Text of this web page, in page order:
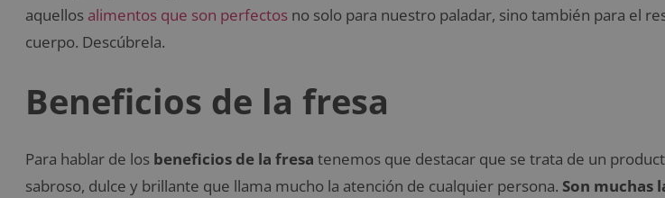
aquellos alimentos que son perfectos no solo para nuestro paladar, sino también para el
cuerpo. Descúbrela.
Beneficios de la fresa
Para hablar de los beneficios de la fresa tenemos que destacar que se trata de un
sabroso, dulce y brillante que llama mucho la atención de cualquier persona. Son muchas